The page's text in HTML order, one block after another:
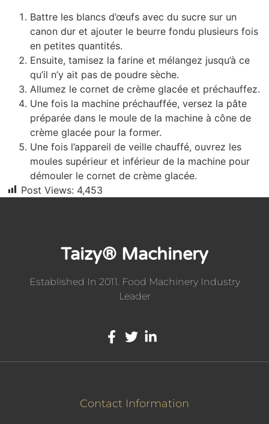
Battre les blancs d’œufs avec du sucre sur un
canon dur et ajouter le beurre fondu plusieurs fois
en petites quantités.
Ensuite, tamisez la farine et mélangez jusqu’à ce
qu’il n’y ait pas de poudre sèche.
Allumez le cornet de crème glacée et préchauffez.
Une fois la machine préchauffée, versez la pâte
préparée dans le moule de la machine à cône de
crème glacée pour la former.
Une fois l’appareil de veille chauffé, ouvrez les
moules supérieur et inférieur de la machine pour
démouler le cornet de crème glacée.
Post Views: 4,453
Taizy® Machinery
Established In 2011. Food Machinery Industry
Leader
Contact Information